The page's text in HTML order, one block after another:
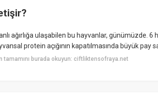
ağırlığa ulaşabilen bu hayvanlar, günümüzde. 6
protein açığının kapatılmasında büyük pay
tamamını burada okuyun: ciftliktensofraya.net